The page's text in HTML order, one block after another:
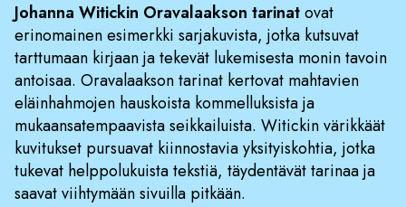
Johanna Witickin Oravalaakson tarinatovat
erinomainen esimerkki sarjakuvista, jotka kutsuvat
tarttumaan kirjaan ja tekevät lukemisesta monin tavoin
antoisaa. Oravalaakson tarinat kertovat mahtavien
eläinhahmojen hauskoista kommelluksista ja
mukaansatempaavista seikkailuista. Witickin värikkäät
kuvitukset pursuavat kiinnostavia yksityiskohtia, jotka
tukevat helppolukuista tekstiä, täydentävät tarinaa ja
saavat viihtymään sivuilla pitkään.